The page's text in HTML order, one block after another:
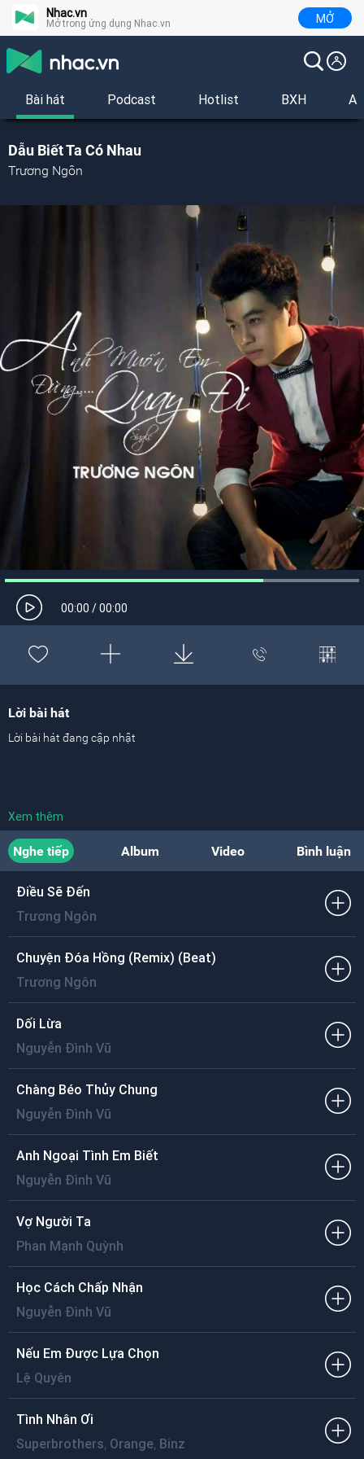
Nhac.vn
Mở trong ứng dụng Nhac.vn MỞ
Bài hát Podcast Hotlist BXH
Dẫu Biết Ta Có Nhau
Trương Ngôn
00:00 /00:00
Lời bài hát
Lời bài hát đang cập nhật
Xem thêm
Nghe tiếp Album Video Bình luận
Điều Sẽ Đến
Trương Ngôn
Chuyện Đóa Hồng (Remix) (Beat)
Trương Ngôn
Dối Lừa
Nguyễn Đình Vũ
Chàng Béo Thủy Chung
Nguyễn Đình Vũ
Anh Ngoại Tình Em Biết
Nguyễn Đình Vũ
Vợ Người Ta
Phan Mạnh Quỳnh
Học Cách Chấp Nhận
Nguyễn Đình Vũ
Nếu Em Được Lựa Chọn
Lệ Quyên
Tình Nhân Ơi
Superbrothers, Orange, Binz